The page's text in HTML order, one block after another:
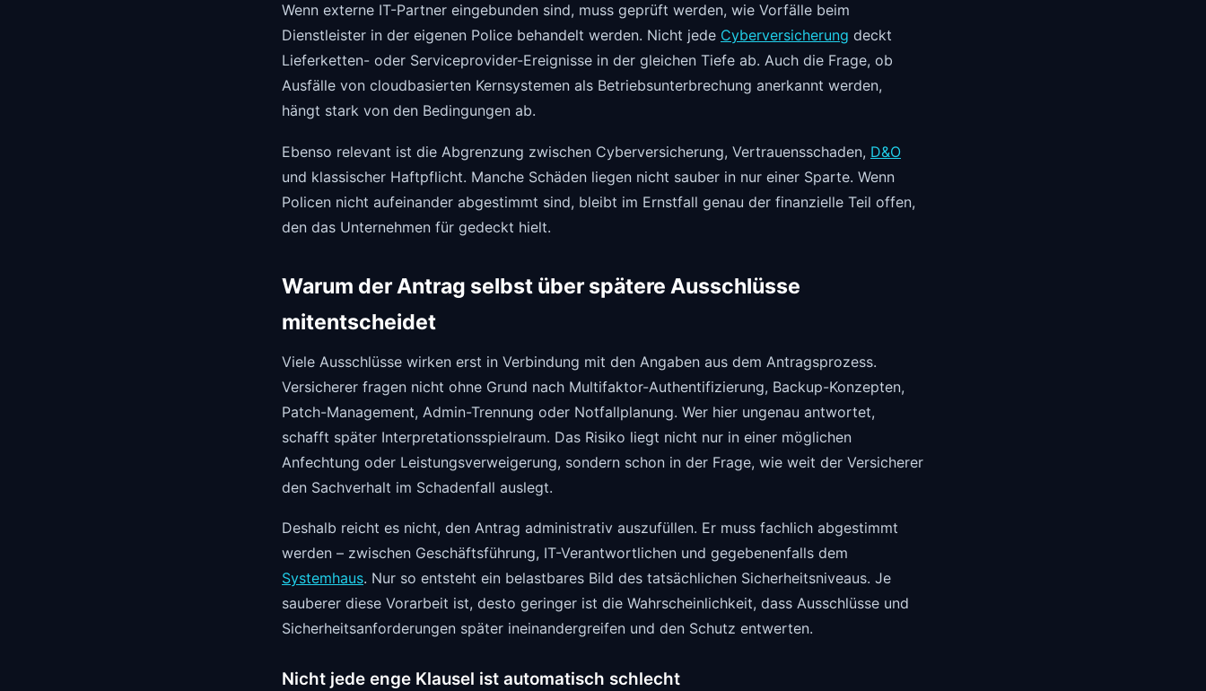
Wenn externe IT-Partner eingebunden sind, muss geprüft werden, wie Vorfälle beim
Dienstleister in der eigenen Police behandelt werden. Nicht jede Cyberversicherung deckt
Lieferketten- oder Serviceprovider-Ereignisse in der gleichen Tiefe ab. Auch die Frage, ob
Ausfälle von cloudbasierten Kernsystemen als Betriebsunterbrechung anerkannt werden,
hängt stark von den Bedingungen ab.
Ebenso relevant ist die Abgrenzung zwischen Cyberversicherung, Vertrauensschaden, D&O
und klassischer Haftpflicht. Manche Schäden liegen nicht sauber in nur einer Sparte. Wenn
Policen nicht aufeinander abgestimmt sind, bleibt im Ernstfall genau der finanzielle Teil offen,
den das Unternehmen für gedeckt hielt.
Warum der Antrag selbst über spätere Ausschlüsse
mitentscheidet
Viele Ausschlüsse wirken erst in Verbindung mit den Angaben aus dem Antragsprozess.
Versicherer fragen nicht ohne Grund nach Multifaktor-Authentifizierung, Backup-Konzepten,
Patch-Management, Admin-Trennung oder Notfallplanung. Wer hier ungenau antwortet,
schafft später Interpretationsspielraum. Das Risiko liegt nicht nur in einer möglichen
Anfechtung oder Leistungsverweigerung, sondern schon in der Frage, wie weit der Versicherer
den Sachverhalt im Schadenfall auslegt.
Deshalb reicht es nicht, den Antrag administrativ auszufüllen. Er muss fachlich abgestimmt
werden – zwischen Geschäftsführung, IT-Verantwortlichen und gegebenenfalls dem
Systemhaus. Nur so entsteht ein belastbares Bild des tatsächlichen Sicherheitsniveaus. Je
sauberer diese Vorarbeit ist, desto geringer ist die Wahrscheinlichkeit, dass Ausschlüsse und
Sicherheitsanforderungen später ineinandergreifen und den Schutz entwerten.
Nicht jede enge Klausel ist automatisch schlecht